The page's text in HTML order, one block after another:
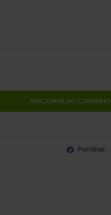
ADICIONAR AO CARRINHO
Partilhar